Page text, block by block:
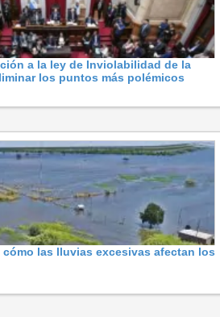
a la ley de Inviolabilidad de la
los puntos más polémicos
cómo las lluvias excesivas afectan los